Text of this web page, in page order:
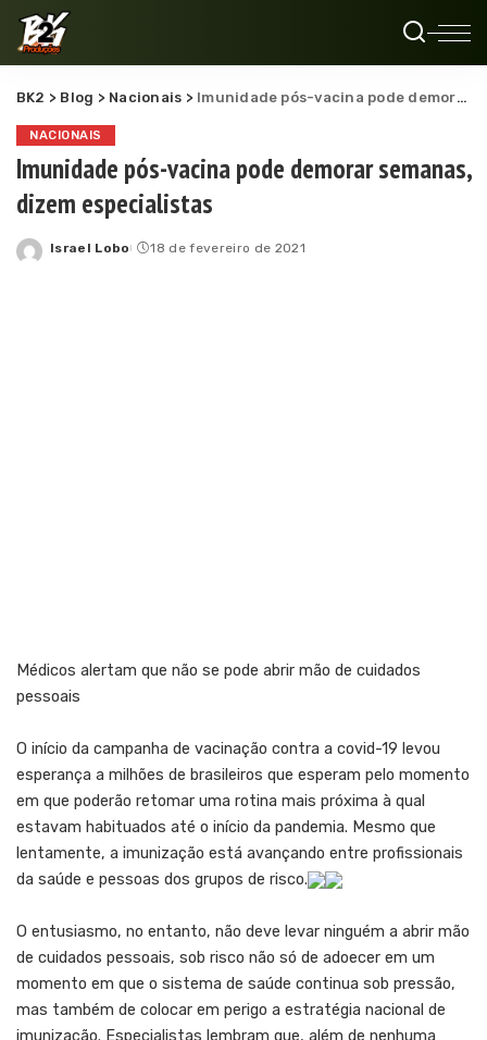
BK2 > Blog > Nacionais > Imunidade pós-vacina pode demorar semanas, dizem especialistas
NACIONAIS
Imunidade pós-vacina pode demorar semanas,
dizem especialistas
Posted
Israel Lobo 18 de fevereiro de 2021
Médicos alertam que não se pode abrir mão de cuidados
pessoais
O início da campanha de vacinação contra a covid-19 levou
esperança a milhões de brasileiros que esperam pelo momento
em que poderão retomar uma rotina mais próxima à qual
estavam habituados até o início da pandemia. Mesmo que
lentamente, a imunização está avançando entre profissionais
da saúde e pessoas dos grupos de risco.
O entusiasmo, no entanto, não deve levar ninguém a abrir mão
de cuidados pessoais, sob risco não só de adoecer em um
momento em que o sistema de saúde continua sob pressão,
mas também de colocar em perigo a estratégia nacional de
imunização. Especialistas lembram que, além de nenhuma